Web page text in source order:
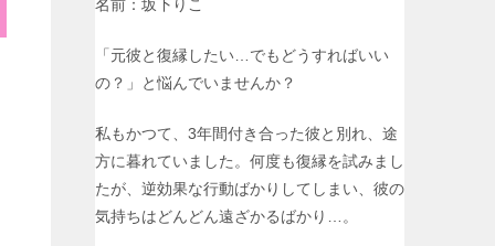
名前：坂下りこ
「元彼と復縁したい…でもどうすればいい
の？」と悩んでいませんか？
私もかつて、3年間付き合った彼と別れ、途
方に暮れていました。何度も復縁を試みまし
たが、逆効果な行動ばかりしてしまい、彼の
気持ちはどんどん遠ざかるばかり…。